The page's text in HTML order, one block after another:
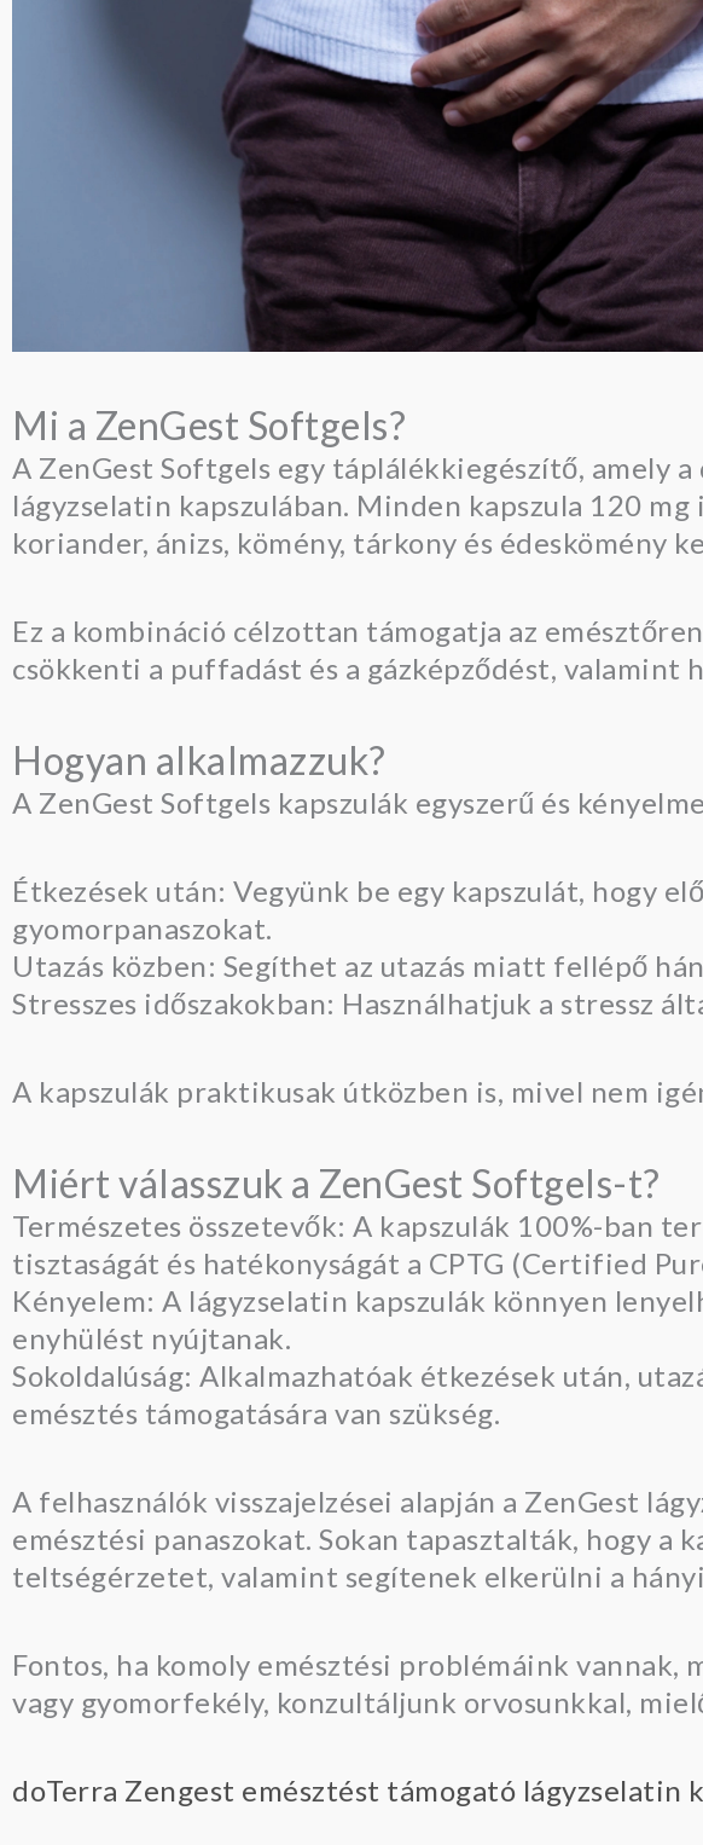
Mi a ZenGest Softgels?
A ZenGest Softgels egy táplálékkiegészítő, amely
lágyzselatin kapszulában. Minden kapszula 120
koriander, ánizs, kömény, tárkony és édeskömény
Ez a kombináció célzottan támogatja az
csökkenti a puffadást és a gázképződést, valamint
Hogyan alkalmazzuk?
A ZenGest Softgels kapszulák egyszerű és
Étkezések után: Vegyünk be egy kapszulát, hogy
gyomorpanaszokat.
Utazás közben: Segíthet az utazás miatt fellépő
Stresszes időszakokban: Használhatjuk a stressz
A kapszulák praktikusak útközben is, mivel nem
Miért válasszuk a ZenGest Softgels-t?
Természetes összetevők: A kapszulák 100%-ban
tisztaságát és hatékonyságát a CPTG (Certified
Kényelem: A lágyzselatin kapszulák könnyen
enyhülést nyújtanak.
Sokoldalúság: Alkalmazhatóak étkezések után,
emésztés támogatására van szükség.
A felhasználók visszajelzései alapján a ZenGest
emésztési panaszokat. Sokan tapasztalták, hogy a
teltségérzetet, valamint segítenek elkerülni a
Fontos, ha komoly emésztési problémáink
vagy gyomorfekély, konzultáljunk orvosunkkal,
doTerra Zengest emésztést támogató lágyzselatin